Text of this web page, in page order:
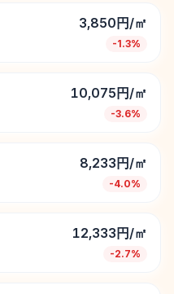
3,850円/㎡
-1.3%
10,075円/㎡
-3.6%
8,233円/㎡
-4.0%
12,333円/㎡
-2.7%